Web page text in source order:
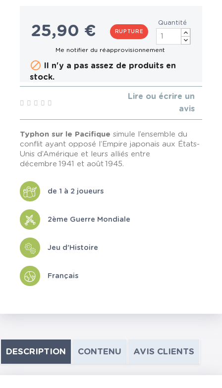
25,90 € RUPTURE
Quantité
 Il n'y a pas assez de produits en
stock.
Lire ou écrire un
avis
Typhon sur le Pacifique simule l’ensemble du
conflit ayant opposé l’Empire japonais aux États-
Unis d’Amérique et leurs alliés entre
décembre 1941 et août 1945.
de 1 à 2 joueurs
2ème Guerre Mondiale
Jeu d'Histoire
Français
DESCRIPTION CONTENU AVIS CLIENTS